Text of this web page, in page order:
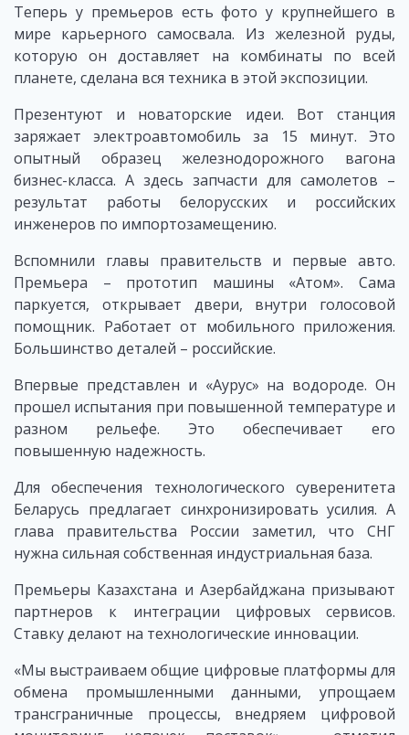
Теперь у премьеров есть фото у крупнейшего в
мире карьерного самосвала. Из железной руды,
которую он доставляет на комбинаты по всей
планете, сделана вся техника в этой экспозиции.
Презентуют и новаторские идеи. Вот станция
заряжает электроавтомобиль за 15 минут. Это
опытный образец железнодорожного вагона
бизнес-класса. А здесь запчасти для самолетов –
результат работы белорусских и российских
инженеров по импортозамещению.
Вспомнили главы правительств и первые авто.
Премьера – прототип машины «Атом». Сама
паркуется, открывает двери, внутри голосовой
помощник. Работает от мобильного приложения.
Большинство деталей – российские.
Впервые представлен и «Аурус» на водороде. Он
прошел испытания при повышенной температуре и
разном рельефе. Это обеспечивает его
повышенную надежность.
Для обеспечения технологического суверенитета
Беларусь предлагает синхронизировать усилия. А
глава правительства России заметил, что СНГ
нужна сильная собственная индустриальная база.
Премьеры Казахстана и Азербайджана призывают
партнеров к интеграции цифровых сервисов.
Ставку делают на технологические инновации.
«Мы выстраиваем общие цифровые платформы для
обмена промышленными данными, упрощаем
трансграничные процессы, внедряем цифровой